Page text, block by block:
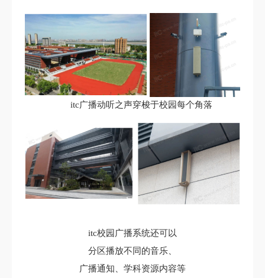
itc广播动听之声穿梭于校园每个角落
itc校园广播系统还可以
分区播放不同的音乐、
广播通知、学科资源内容等